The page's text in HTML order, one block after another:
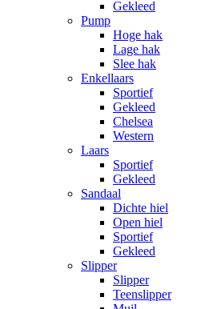
Gekleed
Pump
Hoge hak
Lage hak
Slee hak
Enkellaars
Sportief
Gekleed
Chelsea
Western
Laars
Sportief
Gekleed
Sandaal
Dichte hiel
Open hiel
Sportief
Gekleed
Slipper
Slipper
Teenslipper